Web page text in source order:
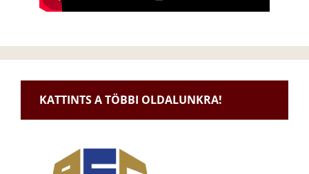
KATTINTS A TÖBBI OLDALUNKRA!